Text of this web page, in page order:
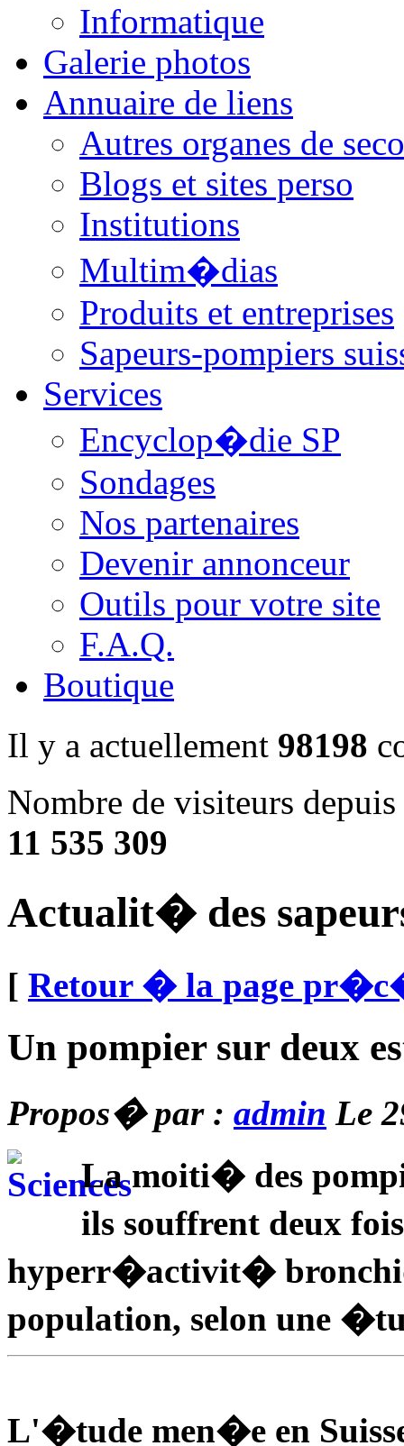
Informatique
Galerie photos
Annuaire de liens
Autres organes de
Blogs et sites perso
Institutions
Multim�dias
Produits et entreprises
Sapeurs-pompiers
Services
Encyclop�die SP
Sondages
Nos partenaires
Devenir annonceur
Outils pour votre site
F.A.Q.
Boutique
Il y a actuellement 98198
Nombre de visiteurs
11 535 309
Actualit� des
[ Retour � la page
Un pompier sur deux
Propos� par : admin Le
La moiti� des
ils souffrent deux
hyperr�activit�
population, selon une
L'�tude men�e en